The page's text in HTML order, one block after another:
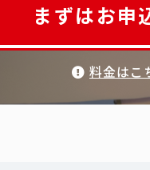
まずはお申
料金はこ